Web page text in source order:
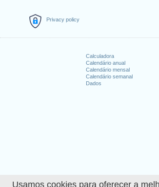
Usamos cookies para oferecer a
Privacy policy
Calculadora
Calendário anual
Calendário mensal
Calendário semanal
Dados
9.
Feriados
1. New Year's